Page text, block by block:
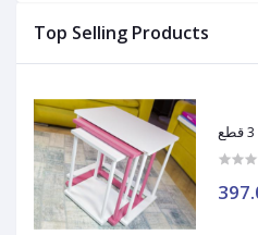
Top Selling Products